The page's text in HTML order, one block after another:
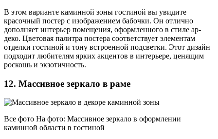
В этом варианте каминной зоны гостиной вы увидите
красочный постер с изображением бабочки. Он отлично
дополняет интерьер помещения, оформленного в стиле ар-
деко. Цветовая палитра постера соответствует элементам
отделки гостиной и тону встроенной подсветки. Этот дизайн
подходит любителям ярких акцентов в интерьере, ценящим
роскошь и экзотичность.
12. Массивное зеркало в раме
Все фото На фото: Массивное зеркало в оформлении
каминной области в гостиной